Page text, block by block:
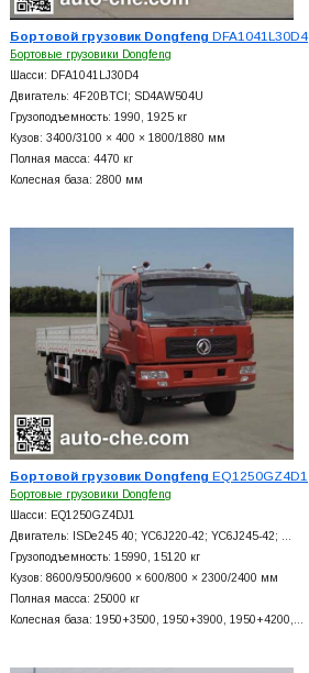
Бортовой грузовик Dongfeng DFA1041L30D4
Бортовые грузовики Dongfeng
Шасси: DFA1041LJ30D4
Двигатель: 4F20BTCI; SD4AW504U
Грузоподъемность: 1990, 1925 кг
Кузов: 3400/3100 × 400 × 1800/1880 мм
Полная масса: 4470 кг
Колесная база: 2800 мм
Бортовой грузовик Dongfeng EQ1250GZ4D1
Бортовые грузовики Dongfeng
Шасси: EQ1250GZ4DJ1
Двигатель: ISDe245 40; YC6J220-42; YC6J245-42; …
Грузоподъемность: 15990, 15120 кг
Кузов: 8600/9500/9600 × 600/800 × 2300/2400 мм
Полная масса: 25000 кг
Колесная база: 1950+3500, 1950+3900, 1950+4200,…